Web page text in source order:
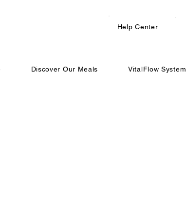
Help Center
Discover Our Meals VitalFlow System